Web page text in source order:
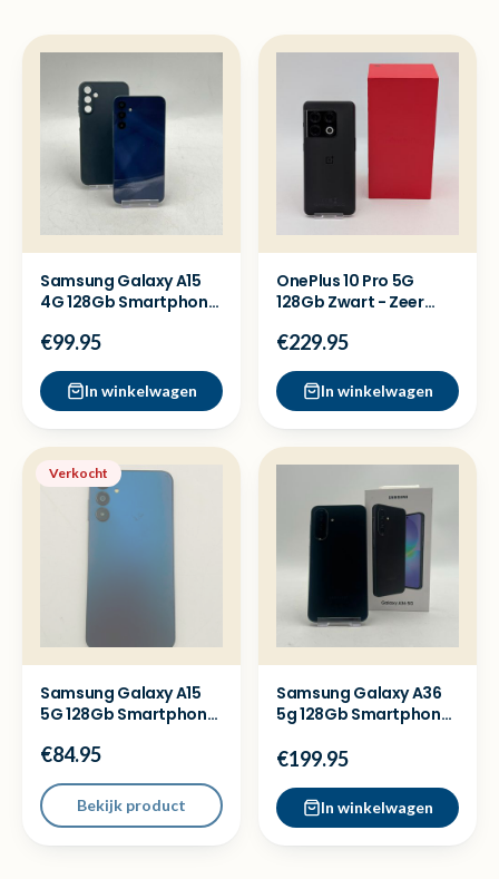
Samsung Galaxy A15
4G 128Gb Smartphone
€99.95
In winkelwagen
OnePlus 10 Pro 5G
128Gb Zwart - Zeer
€229.95
In winkelwagen
Verkocht
Samsung Galaxy A15
5G 128Gb Smartphone
€84.95
Bekijk product
Samsung Galaxy A36
5g 128Gb Smartphone
€199.95
In winkelwagen